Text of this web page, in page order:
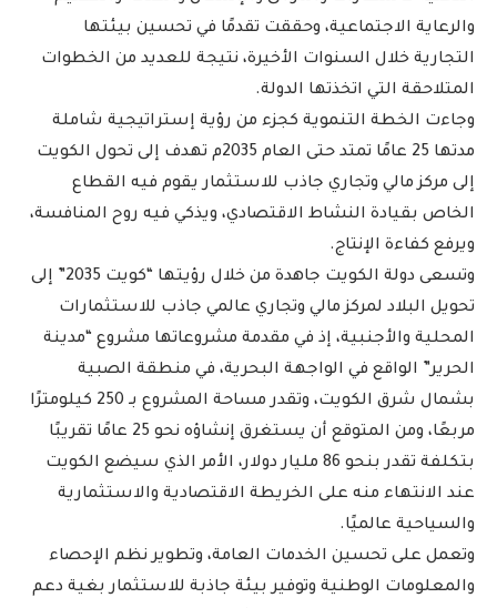
والرعاية الاجتماعية، وحققت تقدمًا في تحسين بيئتها
التجارية خلال السنوات الأخيرة، نتيجة للعديد من الخطوات
المتلاحقة التي اتخذتها الدولة.
وجاءت الخطة التنموية كجزء من رؤية إستراتيجية شاملة
مدتها 25 عامًا تمتد حتى العام 2035م تهدف إلى تحول الكويت
إلى مركز مالي وتجاري جاذب للاستثمار يقوم فيه القطاع
الخاص بقيادة النشاط الاقتصادي، ويذكي فيه روح المنافسة،
ويرفع كفاءة الإنتاج.
وتسعى دولة الكويت جاهدة من خلال رؤيتها “كويت 2035” إلى
تحويل البلاد لمركز مالي وتجاري عالمي جاذب للاستثمارات
المحلية والأجنبية، إذ في مقدمة مشروعاتها مشروع “مدينة
الحرير” الواقع في الواجهة البحرية، في منطقة الصبية
بشمال شرق الكويت، وتقدر مساحة المشروع بـ 250 كيلومترًا
مربعًا، ومن المتوقع أن يستغرق إنشاؤه نحو 25 عامًا تقريبًا
بتكلفة تقدر بنحو 86 مليار دولار، الأمر الذي سيضع الكويت
عند الانتهاء منه على الخريطة الاقتصادية والاستثمارية
والسياحية عالميًا.
وتعمل على تحسين الخدمات العامة، وتطوير نظم الإحصاء
والمعلومات الوطنية وتوفير بيئة جاذبة للاستثمار بغية دعم